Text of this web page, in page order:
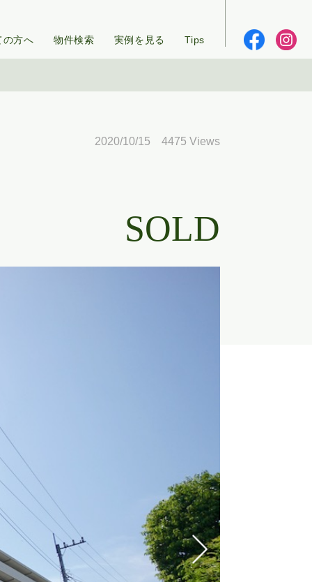
の方へ 物件検索 実例を見る Tips
2020/10/15 4475 Views
SOLD